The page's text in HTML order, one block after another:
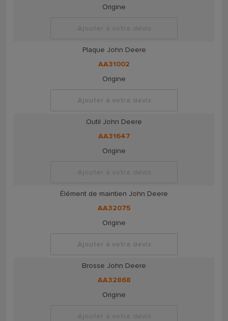
Origine
Plaque John Deere
AA31002
Origine
Ajouter à votre devis
Outil John Deere
AA31647
Origine
Élément de maintien John Deere
AA32075
Origine
Ajouter à votre devis
Brosse John Deere
AA32868
Origine